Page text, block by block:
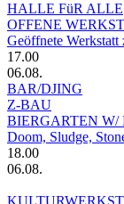
HALLE FüR ALLE
OFFENE
Geöffnete
17.00
06.08.
BAR/DJING
Z-BAU
BIERGARTEN W/
Doom, Sludge,
18.00
06.08.